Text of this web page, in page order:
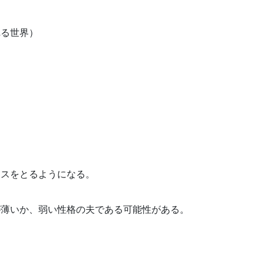
界）
をとるようになる。
いか、弱い性格の夫である可能性がある。